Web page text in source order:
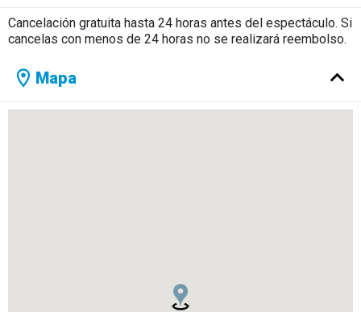
Menú vegetariano
Vichyssoise de coco con frutos secos caramelizados y
esencia de eneldo
Popieta de calabacín y seitán con salsa de Martini sobre
Cancelación gratuita hasta 24 horas antes del espectáculo. Si
cancelas con menos de 24 horas no se realizará reembolso.
Mapa